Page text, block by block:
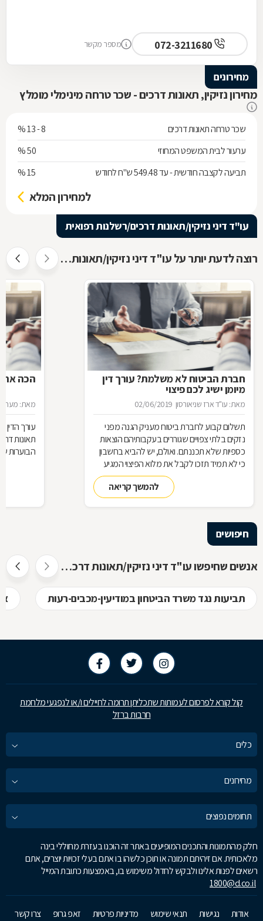
מספר מקשר
מחירונים
מחירון נזיקין, תאונות דרכים - שכר טרחה מינימלי מומלץ
שכר טרחה תאונות דרכים
8 - 13 %
ערעור לבית המשפט המחוזי
50 %
תביעה לקצבה חודשית - עד 549.48 ש"ח לחודש
15 %
למחירון המלא
עו"ד דיני נזיקין/תאונות דרכים/רשלנות רפואית
רוצה לדעת יותר על עו"ד דיני נזיקין/תאונות דרכים/רשלנות רפואית ?
חברת הביטוח לא משלמת? עורך דין
מיומן ישיג לכם פיצוי
מאת: עו"ד ארז שניאורסון 02/06/2019
תשלום קבוע לחברת ביטוח מעניק הגנה מפני
נזקים בלתי צפויים שגוררים בעקבותיהם הוצאות
כספיות שלא תכננתם. ואולם, יש להביא בחשבון
כי לא תמיד תזכו לקבל את מלוא הפיצוי המגיע
לכם, אם חברת הביטוח תוכיח שמדובר במקרה
שחורג ממסגרת הפוליסה. בשביל לנהל נכון את
התביעה אתם זקוקים לעורך דין מיומן ומומחה
להמשך קריאה
הכה את
מאת:
עורך הדין
תאונות
הבוערות
חיפושים
אנשים שחיפשו עו"ד דיני נזיקין/תאונות דרכים/רשלנות רפואית חיפשו גם
תביעות נגד משרד הביטחון במודיעין-מכבים-רעות
קול קורא לפרסום לעמותות שתכליתן תרומה לחיילים ו/או לנפגעי מלחמת
חרבות ברזל
כלים
מחירונים
תחומים נפוצים
חלק מהתמונות והתכנים המופיעים באתר זה הוכנו בעזרת מחוללי בינה
מלאכותית. אם זיהיתם תמונה או תוכן כלשהו בו אתם בעלי זכויות יוצרים, אתם
רשאים לפנות אלינו ולבקש לחדול משימוש בו, באמצעות כתובת המייל
1800@d.co.il
אודות נגישות תנאי שימוש מדיניות פרטיות זאפ גרופ צרו קשר